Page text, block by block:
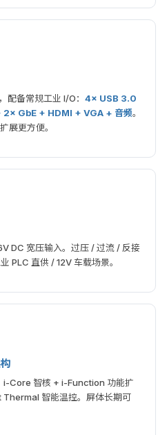
，配备常规工业 I/O： 4× USB 3.0
GbE + HDMI + VGA + 音频。
展更方便。
DC 宽压输入。过压 / 过流 / 反接
PLC 直供 / 12V 车载场景。
i-Core 智核 + i-Function 功能扩
智能温控。屏体长期可